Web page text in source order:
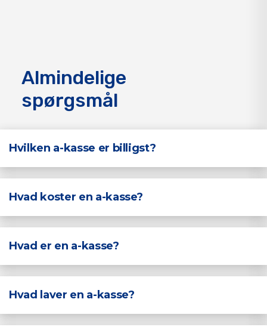
Almindelige
spørgsmål
Hvilken a-kasse er billigst?
Hvad koster en a-kasse?
Hvad er en a­-kasse?
Hvad laver en a-­kasse?